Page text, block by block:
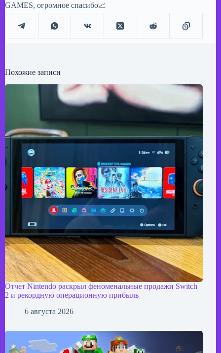
GAMES, огромное спасибо📈
Похожие записи
Отчет Nintendo раскрыл феноменальные продажи Switch
2 и рекордную операционную прибыль
6 августа 2026